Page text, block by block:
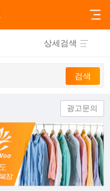
상세검색
광고문의